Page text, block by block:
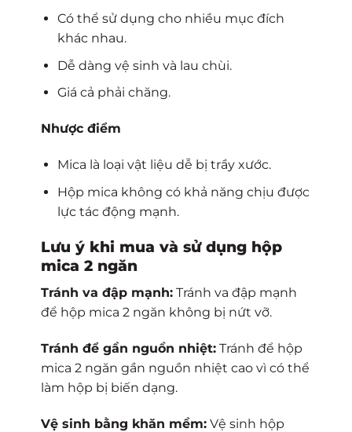
Có thể sử dụng cho nhiều mục đích
khác nhau.
Dễ dàng vệ sinh và lau chùi.
Giá cả phải chăng.
Nhược điểm
Mica là loại vật liệu dễ bị trầy xước.
Hộp mica không có khả năng chịu được
lực tác động mạnh.
Lưu ý khi mua và sử dụng hộp
mica 2 ngăn
Tránh va đập mạnh:Tránh va đập mạnh
để hộp mica 2 ngăn không bị nứt vỡ.
Tránh để gần nguồn nhiệt:Tránh để hộp
mica 2 ngăn gần nguồn nhiệt cao vì có thể
làm hộp bị biến dạng.
Vệ sinh bằng khăn mềm:Vệ sinh hộp